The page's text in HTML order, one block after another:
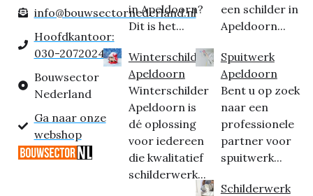
info@bouwsectornederland.nl
Hoofdkantoor:
030-2072024
Bouwsector
Nederland
Ga naar onze
webshop
in Apeldoorn?
Dit is het...
Winterschilder
Apeldoorn
Winterschilder
Apeldoorn is
dé oplossing
voor iedereen
die kwalitatief
schilderwerk...
een schilder in
Apeldoorn...
Spuitwerk
Apeldoorn
Bent u op zoek
naar een
professionele
partner voor
spuitwerk...
Schilderwerk